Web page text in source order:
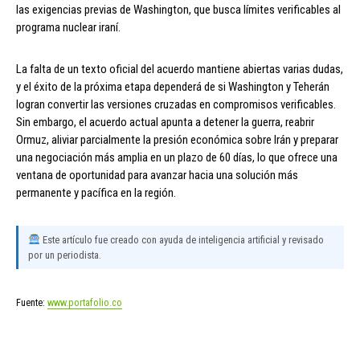
las exigencias previas de Washington, que busca límites verificables al
programa nuclear iraní.
La falta de un texto oficial del acuerdo mantiene abiertas varias dudas,
y el éxito de la próxima etapa dependerá de si Washington y Teherán
logran convertir las versiones cruzadas en compromisos verificables.
Sin embargo, el acuerdo actual apunta a detener la guerra, reabrir
Ormuz, aliviar parcialmente la presión económica sobre Irán y preparar
una negociación más amplia en un plazo de 60 días, lo que ofrece una
ventana de oportunidad para avanzar hacia una solución más
permanente y pacífica en la región.
Este artículo fue creado con ayuda de inteligencia artificial y revisado
por un periodista.
Fuente: www.portafolio.co